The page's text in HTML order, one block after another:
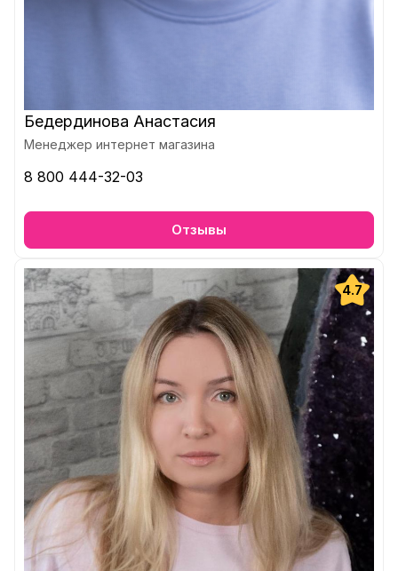
Бедердинова Анастасия
Менеджер интернет магазина
8 800 444-32-03
Отзывы
4.7